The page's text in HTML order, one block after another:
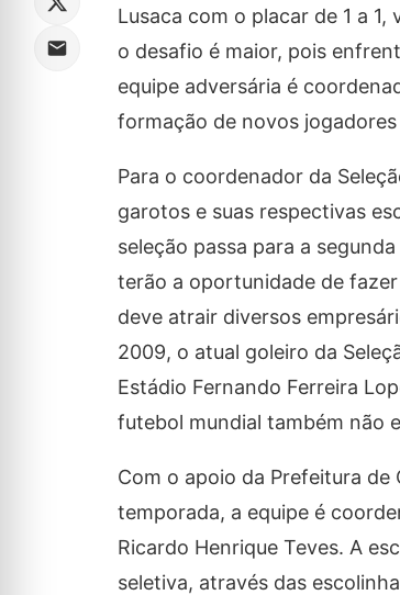
Lusaca com o placar de 1 a
o desafio é maior, pois
equipe adversária é
formação de novos
Para o coordenador da
garotos e suas respectivas
seleção passa para a
terão a oportunidade de
deve atrair diversos
2009, o atual goleiro da
Estádio Fernando Ferreira
futebol mundial também não
Com o apoio da Prefeitura
temporada, a equipe é
Ricardo Henrique Teves. A
seletiva, através das